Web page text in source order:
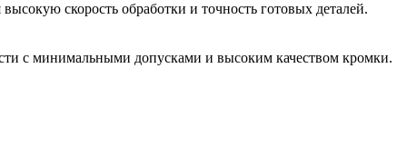
скорость обработки и точность готовых деталей.
с минимальными допусками и высоким качеством кромки.